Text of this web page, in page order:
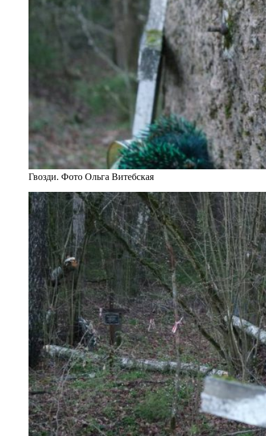
Гвозди. Фото Ольга Витебская